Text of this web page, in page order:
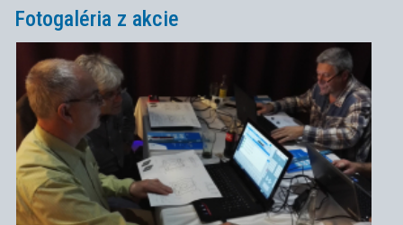
Fotogaléria z akcie